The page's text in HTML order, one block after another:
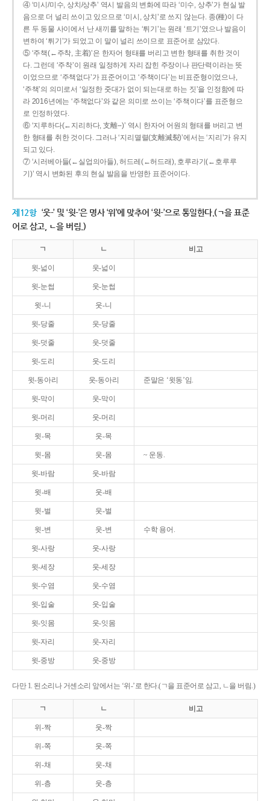
④ ‘미시/미수, 상치/상추’ 역시 발음의 변화에 따라 ‘미수, 상추’가 현실 발
음으로 더 널리 쓰이고 있으므로 ‘미시, 상치’로 쓰지 않는다. 종(種)이 다
른 두 동물 사이에서 난 새끼를 말하는 ‘튀기’는 원래 ‘트기’였으나 발음이
변하여 ‘튀기’가 되었고 이 말이 널리 쓰이므로 표준어로 삼았다.
⑤ ‘주책(←주착, 主着)’은 한자어 형태를 버리고 변한 형태를 취한 것이
다. 그런데 ‘주착’이 원래 일정하게 자리 잡힌 주장이나 판단력이라는 뜻
이었으므로 ‘주책없다’가 표준어이고 ‘주책이다’는 비표준형이었으나,
‘주책’의 의미로서 ‘일정한 줏대가 없이 되는대로 하는 짓’을 인정함에 따
라 2016년에는 ‘주책없다’와 같은 의미로 쓰이는 ‘주책이다’를 표준형으
로 인정하였다.
⑥ ‘지루하다(←지리하다, 支離--)’ 역시 한자어 어원의 형태를 버리고 변
한 형태를 취한 것이다. 그러나 ‘지리멸렬(支離滅裂)’에서는 ‘지리’가 유지
되고 있다.
⑦ ‘시러베아들(←실업의아들), 허드레(←허드래), 호루라기(←호루루
기)’ 역시 변화된 후의 현실 발음을 반영한 표준어이다.
제12항 ‘웃-’ 및 ‘윗-’은 명사 ‘위’에 맞추어 ‘윗-’으로 통일한다.(ㄱ을 표준
어로 삼고, ㄴ을 버림.)
ㄱ ㄴ 비고
윗-넓이 웃-넓이
윗-눈썹 웃-눈썹
윗-니 웃-니
윗-당줄 웃-당줄
윗-덧줄 웃-덧줄
윗-도리 웃-도리
윗-동아리 웃-동아리 준말은 ‘윗동’임.
윗-막이 웃-막이
윗-머리 웃-머리
윗-목 웃-목
윗-몸 웃-몸 ~ 운동.
윗-바람 웃-바람
윗-배 웃-배
윗-벌 웃-벌
윗-변 웃-변 수학 용어.
윗-사랑 웃-사랑
윗-세장 웃-세장
윗-수염 웃-수염
윗-입술 웃-입술
윗-잇몸 웃-잇몸
윗-자리 웃-자리
윗-중방 웃-중방
다만 1. 된소리나 거센소리 앞에서는 ‘위-’로 한다.(ㄱ을 표준어로 삼고, ㄴ을 버림.)
ㄱ ㄴ 비고
위-짝 웃-짝
위-쪽 웃-쪽
위-채 웃-채
위-층 웃-층